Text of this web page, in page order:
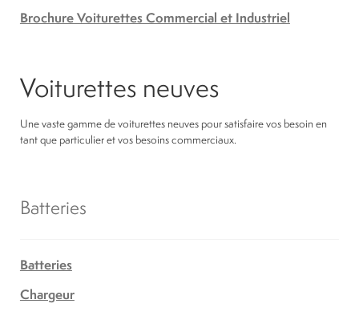
Brochure Voiturettes Commercial et Industriel
Voiturettes neuves
Une vaste gamme de voiturettes neuves pour satisfaire vos besoin en
tant que particulier et vos besoins commerciaux.
Batteries
Batteries
Chargeur